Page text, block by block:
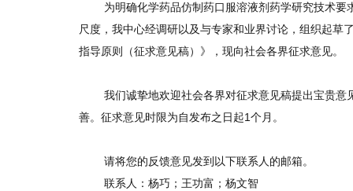
为明确化学药品仿制药口服溶液剂药学研究技术
尺度，我中心经调研以及与专家和业界讨论，组织起草
指导原则（征求意见稿）》，现向社会各界征求意见。
我们诚挚地欢迎社会各界对征求意见稿提出宝贵
善。征求意见时限为自发布之日起1个月。
请将您的反馈意见发到以下联系人的邮箱。
联系人：杨巧；王功富；杨文智